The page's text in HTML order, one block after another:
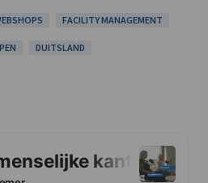
FACILITY MANAGEMENT
DUITSLAND